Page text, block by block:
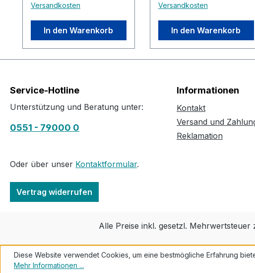
Versandkosten
In den Warenkorb
Versandkosten
In den Warenkorb
Service-Hotline
Unterstützung und Beratung unter:
0551 - 79000 0
Oder über unser Kontaktformular.
Vertrag widerrufen
Informationen
Kontakt
Versand und
Reklamation
Alle Preise inkl. gesetzl. Mehrwertsteuer
Diese Website verwendet Cookies, um eine bestmögliche Erfahrung
Mehr Informationen ...